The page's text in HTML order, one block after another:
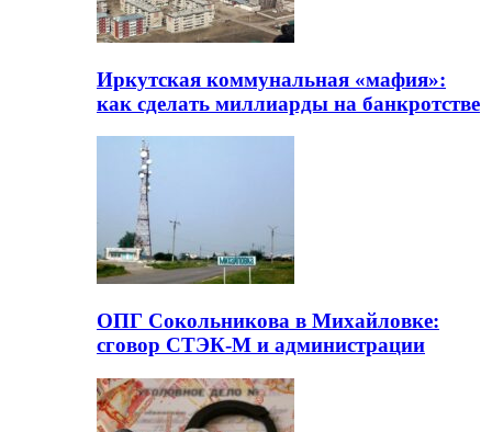
Иркутская коммунальная «мафия»:
как сделать миллиарды на банкротстве
ОПГ Сокольникова в Михайловке:
сговор СТЭК-М и администрации